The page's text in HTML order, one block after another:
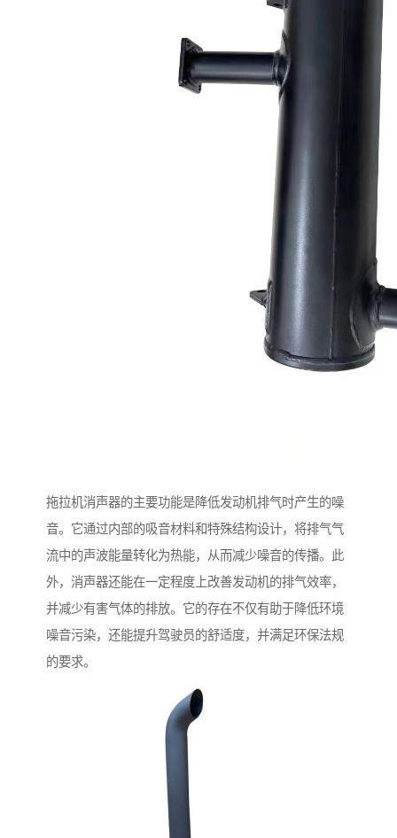
拖拉机消声器的主要功能是降低发动机排气时产生的噪
音。它通过内部的吸音材料和特殊结构设计，将排气气
流中的声波能量转化为热能，从而减少噪音的传播。此
外，消声器还能在一定程度上改善发动机的排气效率，
并减少有害气体的排放。它的存在不仅有助于降低环境
噪音污染，还能提升驾驶员的舒适度，并满足环保法规
的要求。